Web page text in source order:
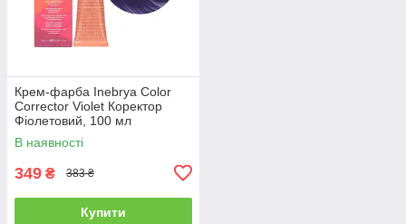
Крем-фарба Inebrya Сolor
Corrector Violet Коректор
Фіолетовий, 100 мл
(1006681)
В наявності
349 ₴ 383 ₴
Купити